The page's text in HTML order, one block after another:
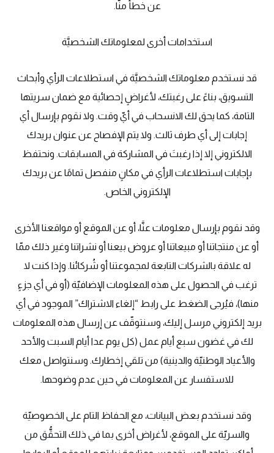
عن خطأ منّا.
استخدامات أخرى لمعلوماتك الشخصيَّة
قد نستخدم معلوماتك الشخصيَّة في استطلاعات الرأي وأبحاث
التسويق، بناءً على رغبتك، لأغراضٍ إحصائية مع ضمان سريتها
التامة، كما يحق لك الانسحاب في أيّ وقت. ولا نقوم بإرسال أي
إجابات إلى أي طرف ثالث. ولا يتم الإفصاح عن عنوان بريدك
الالكتروني إلا إذا رغبتَ في المشاركة في المسابقات. ونحتفظ
بإجابات استطلاعات الرأي في مكانٍ منفصل تمامًا عن بريدك
الإلكتروني الخاص.
وقد نقوم بإرسال معلومات عنَّا، أو عن الموقع أو مواقعنا الأخرى
أو عن منتجاتنا أو مبيعاتنا أو عروض بيعنا أو نشراتنا وغير ذلك ممّا
له علاقة بالشركات التابعة لمجموعتنا أو شُركائنا. وإذا كنت لا
ترغب في الحصول على هذه المعلومات الإضافيّة (أو في أي جزءٍ
منها)، فيُرجى الضغط على رابط “إلغاء الاشتراك” الموجود في أي
بريد إلكتروني مرسل إليك، وسنتوقّف عن إرسال هذه المعلومات
لك في غضون سبع أيام عمل (كل يوم عدا أيام السبت والأحد
والأعياد الوطنيّة والدينية) من تلقي إخطارك. وسنتواصل معك
للاستفسار عن المعلومات في حين عدم وضوحها.
وقد نستخدم بعض البيانات، مع الحفاظ التام على الخصوصيّة
والسريّة على الموقع، لأغراض أخرى بما في ذلك التحقُّق من